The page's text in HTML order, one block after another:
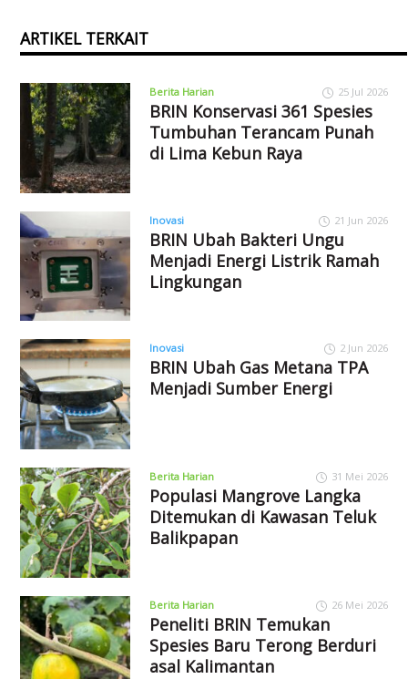
ARTIKEL TERKAIT
Berita Harian 25 Jul 2026
BRIN Konservasi 361 Spesies
Tumbuhan Terancam Punah
di Lima Kebun Raya
Inovasi 21 Jun 2026
BRIN Ubah Bakteri Ungu
Menjadi Energi Listrik Ramah
Lingkungan
Inovasi 2 Jun 2026
BRIN Ubah Gas Metana TPA
Menjadi Sumber Energi
Berita Harian 31 Mei 2026
Populasi Mangrove Langka
Ditemukan di Kawasan Teluk
Balikpapan
Berita Harian 26 Mei 2026
Peneliti BRIN Temukan
Spesies Baru Terong Berduri
asal Kalimantan